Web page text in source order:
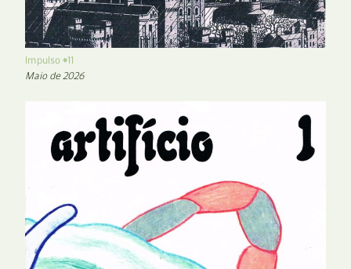
Impulso #11
Maio de 2026